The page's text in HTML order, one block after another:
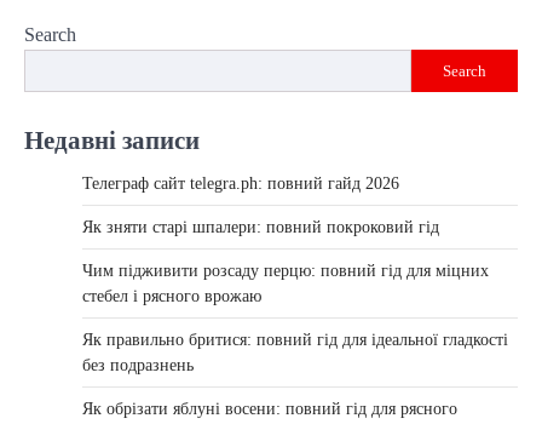
Search
Search
Недавні записи
Телеграф сайт telegra.ph: повний гайд 2026
Як зняти старі шпалери: повний покроковий гід
Чим підживити розсаду перцю: повний гід для міцних
стебел і рясного врожаю
Як правильно бритися: повний гід для ідеальної гладкості
без подразнень
Як обрізати яблуні восени: повний гід для рясного